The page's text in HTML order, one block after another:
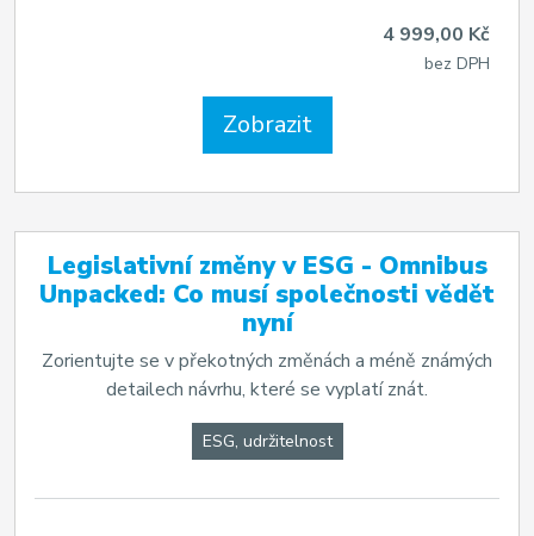
4 999,00 Kč
bez DPH
Zobrazit
Legislativní změny v ESG - Omnibus
Unpacked: Co musí společnosti vědět
nyní
Zorientujte se v překotných změnách a méně známých
detailech návrhu, které se vyplatí znát.
ESG, udržitelnost